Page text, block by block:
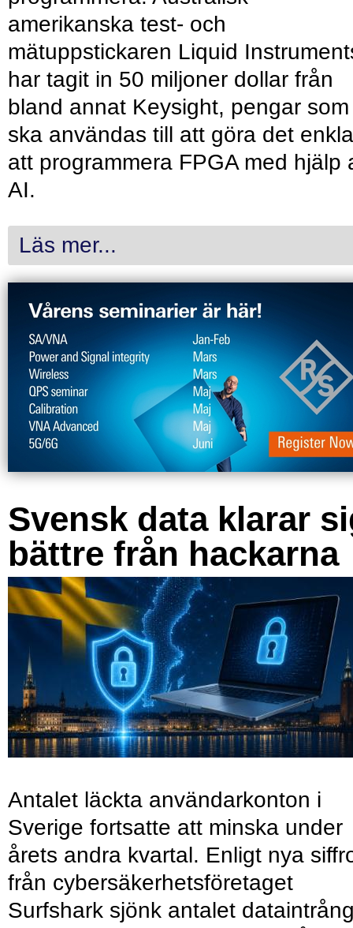
amerikanska test- och
mätuppstickaren Liquid
har tagit in 50 miljoner dollar från
bland annat Keysight, pengar som
ska användas till att göra det
att programmera FPGA med hjälp
AI.
Läs mer...
Svensk data klarar
bättre från hackarna
Antalet läckta användarkonton i
Sverige fortsatte att minska under
årets andra kvartal. Enligt nya
från cybersäkerhetsföretaget
Surfshark sjönk antalet